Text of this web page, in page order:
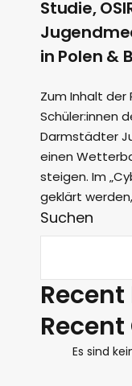
Studie,
in Polen &
Zum Inhalt
Schüler:innen
Darmstädter
einen
steigen. Im
geklärt
Suchen
Recent
Es sind